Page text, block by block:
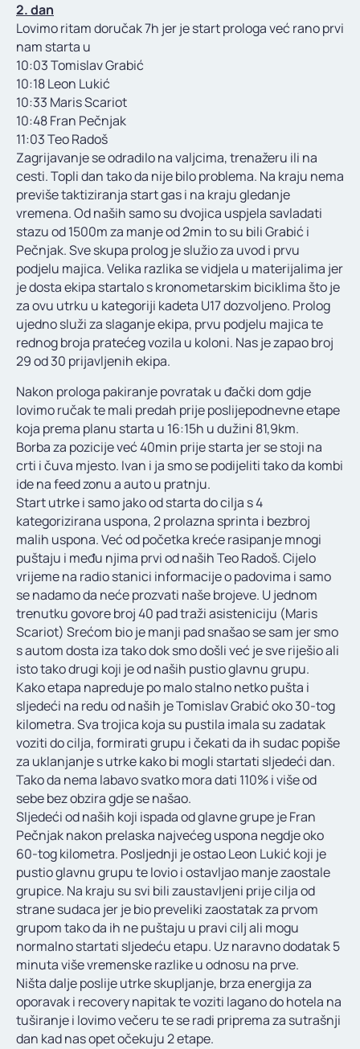
2. dan
Lovimo ritam doručak 7h jer je start prologa već rano prvi
nam starta u
10:03 Tomislav Grabić
10:18 Leon Lukić
10:33 Maris Scariot
10:48 Fran Pečnjak
11:03 Teo Radoš
Zagrijavanje se odradilo na valjcima, trenažeru ili na
cesti. Topli dan tako da nije bilo problema. Na kraju nema
previše taktiziranja start gas i na kraju gledanje
vremena. Od naših samo su dvojica uspjela savladati
stazu od 1500m za manje od 2min to su bili Grabić i
Pečnjak. Sve skupa prolog je služio za uvod i prvu
podjelu majica. Velika razlika se vidjela u materijalima jer
je dosta ekipa startalo s kronometarskim biciklima što je
za ovu utrku u kategoriji kadeta U17 dozvoljeno. Prolog
ujedno služi za slaganje ekipa, prvu podjelu majica te
rednog broja pratećeg vozila u koloni. Nas je zapao broj
29 od 30 prijavljenih ekipa.
Nakon prologa pakiranje povratak u đački dom gdje
lovimo ručak te mali predah prije poslijepodnevne etape
koja prema planu starta u 16:15h u dužini 81,9km.
Borba za pozicije već 40min prije starta jer se stoji na
crti i čuva mjesto. Ivan i ja smo se podijeliti tako da kombi
ide na feed zonu a auto u pratnju.
Start utrke i samo jako od starta do cilja s 4
kategorizirana uspona, 2 prolazna sprinta i bezbroj
malih uspona. Već od početka kreće rasipanje mnogi
puštaju i među njima prvi od naših Teo Radoš. Cijelo
vrijeme na radio stanici informacije o padovima i samo
se nadamo da neće prozvati naše brojeve. U jednom
trenutku govore broj 40 pad traži asisteniciju (Maris
Scariot) Srećom bio je manji pad snašao se sam jer smo
s autom dosta iza tako dok smo došli već je sve riješio ali
isto tako drugi koji je od naših pustio glavnu grupu.
Kako etapa napreduje po malo stalno netko pušta i
sljedeći na redu od naših je Tomislav Grabić oko 30-tog
kilometra. Sva trojica koja su pustila imala su zadatak
voziti do cilja, formirati grupu i čekati da ih sudac popiše
za uklanjanje s utrke kako bi mogli startati sljedeći dan.
Tako da nema labavo svatko mora dati 110% i više od
sebe bez obzira gdje se našao.
Sljedeći od naših koji ispada od glavne grupe je Fran
Pečnjak nakon prelaska najvećeg uspona negdje oko
60-tog kilometra. Posljednji je ostao Leon Lukić koji je
pustio glavnu grupu te lovio i ostavljao manje zaostale
grupice. Na kraju su svi bili zaustavljeni prije cilja od
strane sudaca jer je bio preveliki zaostatak za prvom
grupom tako da ih ne puštaju u pravi cilj ali mogu
normalno startati sljedeću etapu. Uz naravno dodatak 5
minuta više vremenske razlike u odnosu na prve.
Ništa dalje poslije utrke skupljanje, brza energija za
oporavak i recovery napitak te voziti lagano do hotela na
tuširanje i lovimo večeru te se radi priprema za sutrašnji
dan kad nas opet očekuju 2 etape.